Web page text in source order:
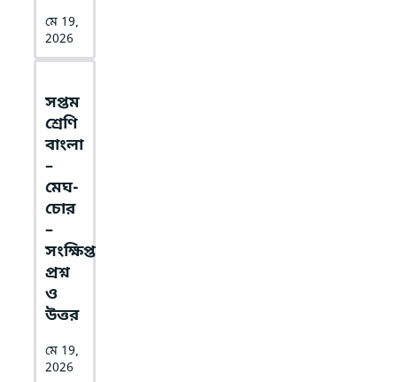
মে 19,
2026
সপ্তম
শ্রেণি
বাংলা
–
মেঘ-
চোর
–
সংক্ষিপ্ত
প্রশ্ন
ও
উত্তর
মে 19,
2026